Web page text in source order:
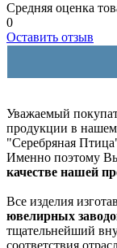
Средняя оценка
0
Оставить отзыв
Уважаемый
продукции в
"Серебряная
Именно поэтому
качестве нашей
Все изделия
ювелирных
тщательнейший